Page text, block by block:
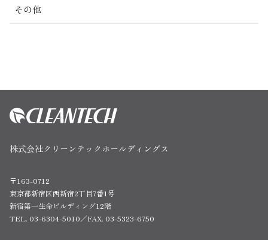
その他
株式会社クリーンテックホールディングス
〒163-0712
東京都新宿区西新宿2丁目7番1号
新宿第一生命ビルディング12階
TEL. 03-6304-5010／FAX. 03-5323-6750